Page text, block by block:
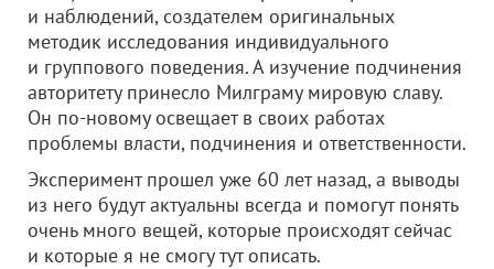
и наблюдений, создателем оригинальных
методик исследования индивидуального
и группового поведения. А изучение подчинения
авторитету принесло Милграму мировую славу.
Он по-новому освещает в своих работах
проблемы власти, подчинения и ответственности.
Эксперимент прошел уже 60 лет назад, а выводы
из него будут актуальны всегда и помогут понять
очень много вещей, которые происходят сейчас
и которые я не смогу тут описать.